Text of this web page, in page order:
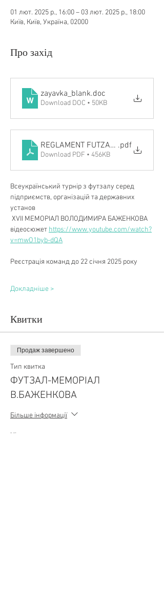
01 лют. 2025 р., 16:00 – 03 лют. 2025 р., 18:00
Київ, Київ, Україна, 02000
Про захід
zayavka_blank.doc
Download DOC • 50KB
REGLAMENT FUTZAL 2025
.pdf
Download PDF • 456KB
Всеукраїнський турнір з футзалу серед
підприємств, організацій та державних
установ
XVII МЕМОРІАЛ ВОЛОДИМИРА БАЖЕНКОВА
відеосюжет https://www.youtube.com/watch?
v=mwO1byb-dQA
Реєстрація команд до 22 січня 2025 року
Докладніше >
Квитки
Продаж завершено
Тип квитка
ФУТЗАЛ-МЕМОРІАЛ
В.БАЖЕНКОВА
Більше інформації
Ціна